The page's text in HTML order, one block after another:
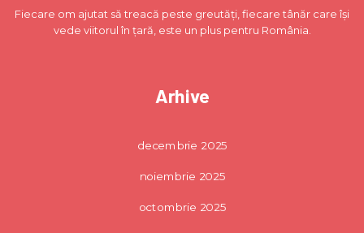
Fiecare om ajutat să treacă peste greutăți, fiecare tânăr care își
vede viitorul în țară, este un plus pentru România.
Arhive
decembrie 2025
noiembrie 2025
octombrie 2025